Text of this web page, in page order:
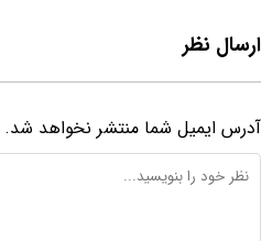
ارسال نظر
آدرس ایمیل شما منتشر نخواهد شد.